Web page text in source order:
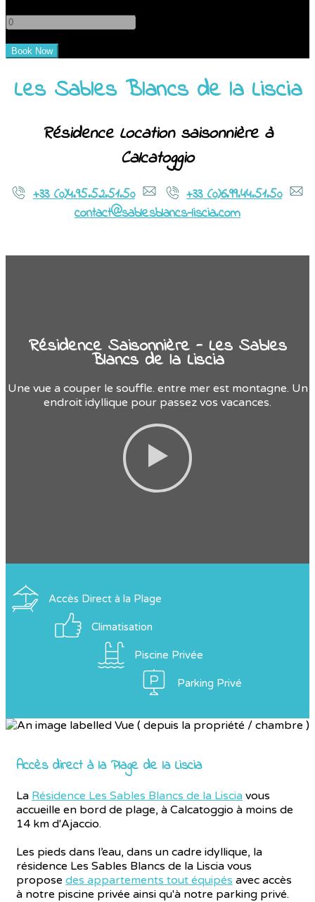
Les Sables Blancs de la Liscia
Résidence Location saisonnière à
Calcatoggio
+33 (0)4.95.52.51.50
+33 (0)6.99.44.51.50
contact@sablesblancs-liscia.com
Résidence Saisonnière - Les Sables
Blancs de la Liscia
Une vue a couper le souffle. entre mer est montagne. Un
endroit idyllique pour passez vos vacances.
Accès Direct à la Plage
Climatisation
Piscine Privée
Parking Privé
Accès direct à la Plage de la Liscia
La Résidence Les Sables Blancs de la Liscia vous
accueille en bord de plage, à Calcatoggio à moins de
14 km d'Ajaccio.
Les pieds dans l’eau, dans un cadre idyllique, la
résidence Les Sables Blancs de la Liscia vous
propose des appartements tout équipés avec accès
à notre piscine privée ainsi qu'à notre parking privé.